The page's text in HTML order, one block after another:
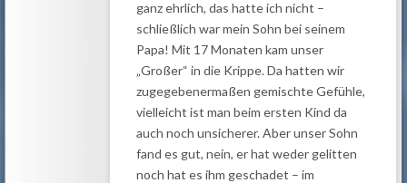
ganz ehrlich, das hatte ich nicht –
schließlich war mein Sohn bei seinem
Papa! Mit 17 Monaten kam unser
„Großer“ in die Krippe. Da hatten wir
zugegebenermaßen gemischte Gefühle,
vielleicht ist man beim ersten Kind da
auch noch unsicherer. Aber unser Sohn
fand es gut, nein, er hat weder gelitten
noch hat es ihm geschadet – im